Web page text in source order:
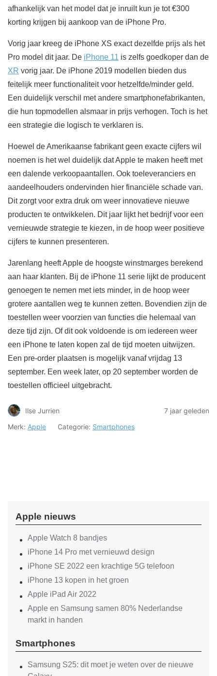
afhankelijk van het model dat je inruilt kun je tot €300
korting krijgen bij aankoop van de iPhone Pro.
Vorig jaar kreeg de iPhone XS exact dezelfde prijs als het
Pro model dit jaar. De iPhone 11 is zelfs goedkoper dan de
XR vorig jaar. De iPhone 2019 modellen bieden dus
feitelijk meer functionaliteit voor hetzelfde/minder geld.
Een duidelijk verschil met andere smartphonefabrikanten,
die hun topmodellen alsmaar in prijs verhogen. Toch is het
een strategie die logisch te verklaren is.
Hoewel de Amerikaanse fabrikant geen exacte cijfers wil
noemen is het wel duidelijk dat Apple te maken heeft met
een dalende verkoopaantallen. Ook toeleveranciers en
aandeelhouders ondervinden hier financiële schade van.
Dit zorgt voor extra druk om weer innovatieve nieuwe
producten te ontwikkelen. Dit jaar lijkt het bedrijf voor een
vernieuwde strategie te kiezen, in de hoop weer positieve
cijfers te kunnen presenteren.
Jarenlang heeft Apple de hoogste winstmarges berekend
aan haar klanten. Bij de iPhone 11 serie lijkt de producent
genoegen te nemen met iets minder, in de hoop weer
grotere aantallen weg te kunnen zetten. Bovendien zijn de
toestellen weer voorzien van functies die helemaal van
deze tijd zijn. Of dit ook voldoende is om iedereen weer
een iPhone te laten kopen zal de tijd moeten uitwijzen.
Een pre-order plaatsen is mogelijk vanaf vrijdag 13
september. Een week later, op 20 september worden de
toestellen officieel uitgebracht.
Ilse Jurrien
7 jaar geleden
Merk: Apple Categorie: Smartphones
Apple nieuws
Apple Watch 8 bandjes
iPhone 14 Pro met vernieuwd design
iPhone SE 2022 een krachtige 5G telefoon
iPhone 13 kopen in het groen
Apple iPad Air 2022
Apple en Samsung samen 80% Nederlandse
markt in handen
Smartphones
Samsung S25: dit moet je weten over de nieuwe